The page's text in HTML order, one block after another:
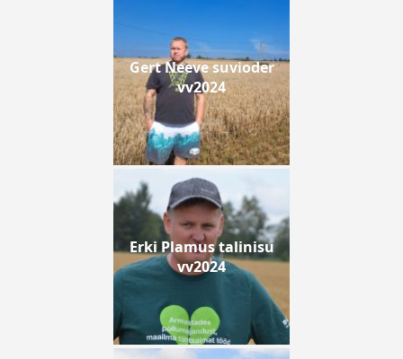
Gert Neeve suvioder
vv2024
Erki Plamus talinisu
vv2024